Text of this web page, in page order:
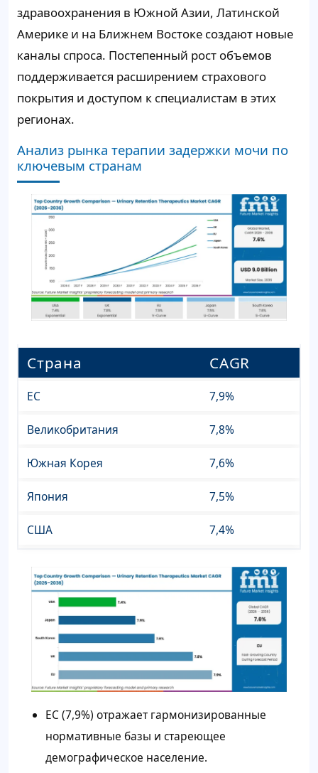
здравоохранения в Южной Азии, Латинской
Америке и на Ближнем Востоке создают новые
каналы спроса. Постепенный рост объемов
поддерживается расширением страхового
покрытия и доступом к специалистам в этих
регионах.
Анализ рынка терапии задержки мочи по
ключевым странам
Страна CAGR
ЕС 7,9%
Великобритания 7,8%
Южная Корея 7,6%
Япония 7,5%
США 7,4%
ЕС (7,9%) отражает гармонизированные
нормативные базы и стареющее
демографическое население.